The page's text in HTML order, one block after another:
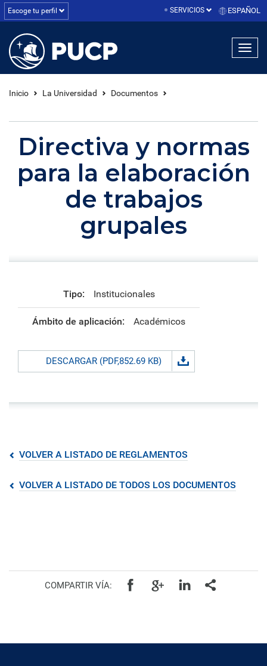
Escoge tu perfil SERVICIOS ESPAÑOL
Inicio La Universidad Documentos
Directiva y normas
para la elaboración
de trabajos
grupales
Tipo: Institucionales
Ámbito de aplicación: Académicos
DESCARGAR (PDF,852.69 KB)
VOLVER A LISTADO DE REGLAMENTOS
VOLVER A LISTADO DE TODOS LOS DOCUMENTOS
COMPARTIR VÍA: